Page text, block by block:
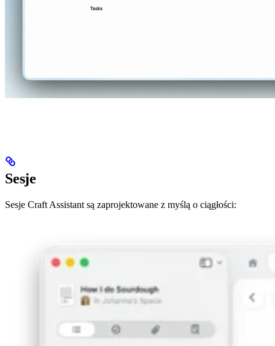
Sesje
Sesje Craft Assistant są zaprojektowane z myślą o ciągłości: